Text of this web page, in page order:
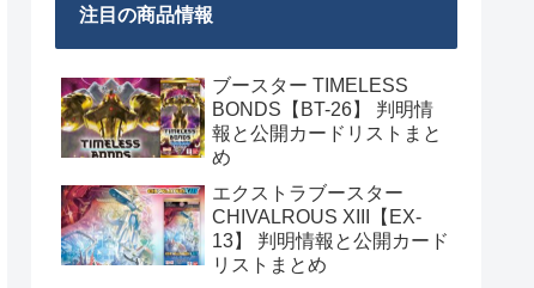
注目の商品情報
ブースター TIMELESS
BONDS【BT-26】 判明情
報と公開カードリストまと
め
エクストラブースター
CHIVALROUS XIII【EX-
13】 判明情報と公開カード
リストまとめ